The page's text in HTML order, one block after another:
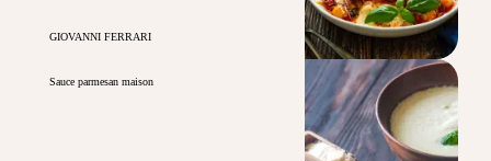
GIOVANNI FERRARI
Sauce parmesan maison